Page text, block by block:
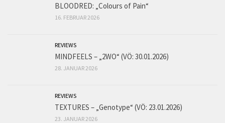
BLOODRED: „Colours of Pain“
16. FEBRUAR 2026
REVIEWS
MINDFEELS – „2WO“ (VÖ: 30.01.2026)
28. JANUAR 2026
REVIEWS
TEXTURES – „Genotype“ (VÖ: 23.01.2026)
23. JANUAR 2026